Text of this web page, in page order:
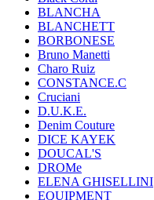
BLANCHA
BLANCHETT
BORBONESE
Bruno Manetti
Charo Ruiz
CONSTANCE.C
Cruciani
D.U.K.E.
Denim Couture
DICE KAYEK
DOUCAL'S
DROMe
ELENA GHISELLINI
EQUIPMENT